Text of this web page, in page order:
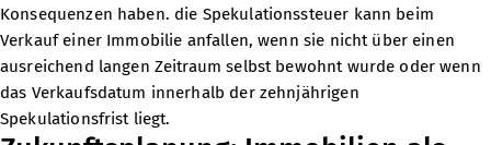
Konsequenzen haben. die Spekulationssteuer kann beim
Verkauf einer Immobilie anfallen, wenn sie nicht über einen
ausreichend langen Zeitraum selbst bewohnt wurde oder wenn
das Verkaufsdatum innerhalb der zehnjährigen
Spekulationsfrist liegt.